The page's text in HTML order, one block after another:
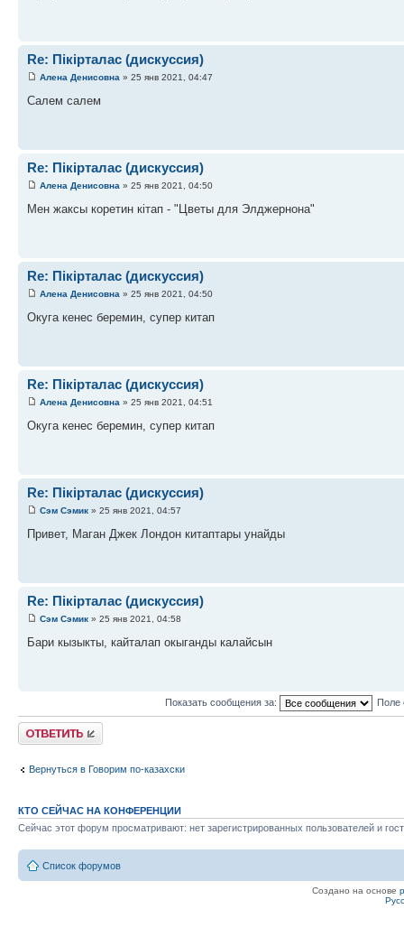
Re: Пікірталас (дискуссия)
Алена Денисовна » 25 янв 2021, 04:47
Салем салем
Re: Пікірталас (дискуссия)
Алена Денисовна » 25 янв 2021, 04:50
Мен жаксы коретин кітап - "Цветы для Элджернона"
Re: Пікірталас (дискуссия)
Алена Денисовна » 25 янв 2021, 04:50
Окуга кенес беремин, супер китап
Re: Пікірталас (дискуссия)
Алена Денисовна » 25 янв 2021, 04:51
Окуга кенес беремин, супер китап
Re: Пікірталас (дискуссия)
Сэм Сэмик » 25 янв 2021, 04:57
Привет, Маган Джек Лондон китаптары унайды
Re: Пікірталас (дискуссия)
Сэм Сэмик » 25 янв 2021, 04:58
Бари кызыкты, кайталап окыганды калайсын
Показать сообщения за: Поле
Ответить
Вернуться в Говорим по-казахски
КТО СЕЙЧАС НА КОНФЕРЕНЦИИ
Сейчас этот форум просматривают: нет зарегистрированных пользователей и
Список форумов
Создано на основе